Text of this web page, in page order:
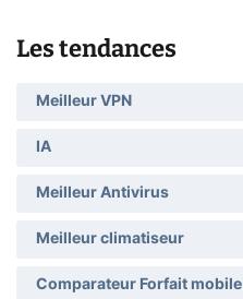
Les tendances
Meilleur VPN
IA
Meilleur Antivirus
Meilleur climatiseur
Comparateur Forfait mobile